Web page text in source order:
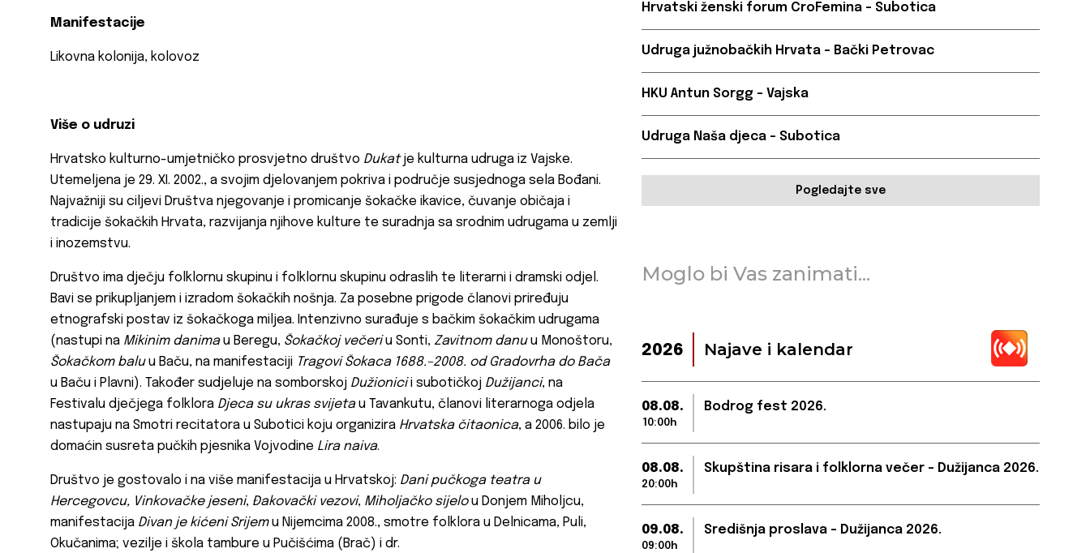
Manifestacije
Likovna kolonija, kolovoz
Više o udruzi
Hrvatsko kulturno-umjetničko prosvjetno društvo Dukatje kulturna udruga iz Vajske.
Utemeljena je 29. XI. 2002., a svojim djelovanjem pokriva i područje susjednoga sela Bođani.
Najvažniji su ciljevi Društva njegovanje i promicanje šokačke ikavice, čuvanje običaja i
tradicije šokačkih Hrvata, razvijanja njihove kulture te suradnja sa srodnim udrugama u zemlji
i inozemstvu.
Društvo ima dječju folklornu skupinu i folklornu skupinu odraslih te literarni i dramski odjel.
Bavi se prikupljanjem i izradom šokačkih nošnja. Za posebne prigode članovi priređuju
etnografski postav iz šokačkoga miljea. Intenzivno surađuje s bačkim šokačkim udrugama
(nastupi na Mikinim danimau Beregu, Šokačkoj večeriu Sonti, Zavitnom danuu Monoštoru,
Šokačkom baluu Baču, na manifestaciji Tragovi Šokaca 1688.–2008. od Gradovrha do Bača
u Baču i Plavni). Također sudjeluje na somborskoj Dužionicii subotičkoj Dužijanci, na
Festivalu dječjega folklora Djeca su ukras svijetau Tavankutu, članovi literarnoga odjela
nastupaju na Smotri recitatora u Subotici koju organizira Hrvatska čitaonica, a 2006. bilo je
domaćin susreta pučkih pjesnika Vojvodine Lira naiva.
Društvo je gostovalo i na više manifestacija u Hrvatskoj: Dani pučkoga teatra u
Hercegovcu, Vinkovačke jeseni, Đakovački vezovi, Miholjačko sijelou Donjem Miholjcu,
manifestacija Divan je kićeni Srijemu Nijemcima 2008., smotre folklora u Delnicama, Puli,
Okučanima; vezilje i škola tambure u Pučišćima (Brač) i dr.
Hrvatski ženski forum CroFemina – Subotica
Udruga južnobačkih Hrvata – Bački Petrovac
HKU Antun Sorgg – Vajska
Udruga Naša djeca – Subotica
Pogledajte sve
Moglo bi Vas zanimati...
2026 Najave i kalendar
08.08.
10:00h
Bodrog fest 2026.
08.08.
20:00h
Skupština risara i folklorna večer – Dužijanca 2026.
09.08.
09:00h
Središnja proslava – Dužijanca 2026.